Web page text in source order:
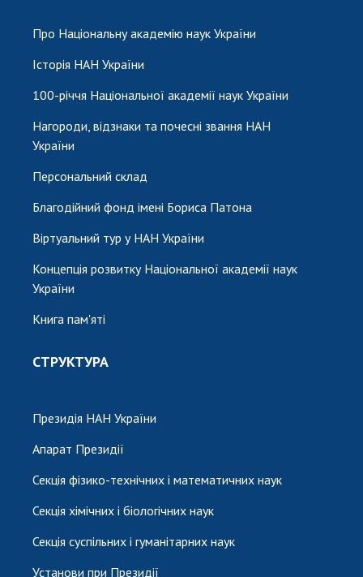
ЗАСІДАННЯ ПРЕЗИДІЇ НАН УКРАЇНИ
НАУКОВІ ВИДАННЯ
МЕДІА ПРО НАС
АКАДЕМІЯ КОМЕНТУЄ
КОНТАКТИ
ПРОФСПІЛКА НАН УКРАЇНИ
КАБІНЕТ
Про Національну академію наук України
Історія НАН України
100-річчя Національної академії наук України
Нагороди, відзнаки та почесні звання НАН
України
Персональний склад
Благодійний фонд імені Бориса Патона
Віртуальний тур у НАН України
Концепція розвитку Національної академії наук
України
Книга пам'яті
СТРУКТУРА
Президія НАН України
Апарат Президії
Секція фізико-технічних і математичних наук
Секція хімічних і біологічних наук
Секція суспільних і гуманітарних наук
Установи при Президії